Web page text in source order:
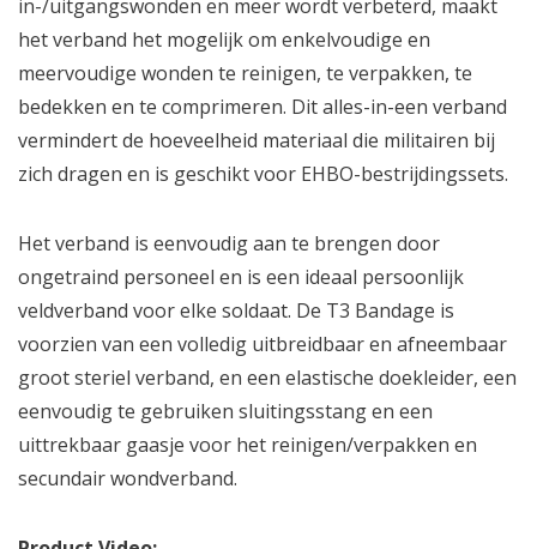
in-/uitgangswonden en meer wordt verbeterd, maakt
het verband het mogelijk om enkelvoudige en
meervoudige wonden te reinigen, te verpakken, te
bedekken en te comprimeren. Dit alles-in-een verband
vermindert de hoeveelheid materiaal die militairen bij
zich dragen en is geschikt voor EHBO-bestrijdingssets.
Het verband is eenvoudig aan te brengen door
ongetraind personeel en is een ideaal persoonlijk
veldverband voor elke soldaat. De T3 Bandage is
voorzien van een volledig uitbreidbaar en afneembaar
groot steriel verband, en een elastische doekleider, een
eenvoudig te gebruiken sluitingsstang en een
uittrekbaar gaasje voor het reinigen/verpakken en
secundair wondverband.